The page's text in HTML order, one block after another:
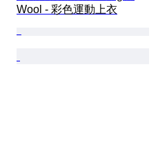
Wool - 彩色運動上衣